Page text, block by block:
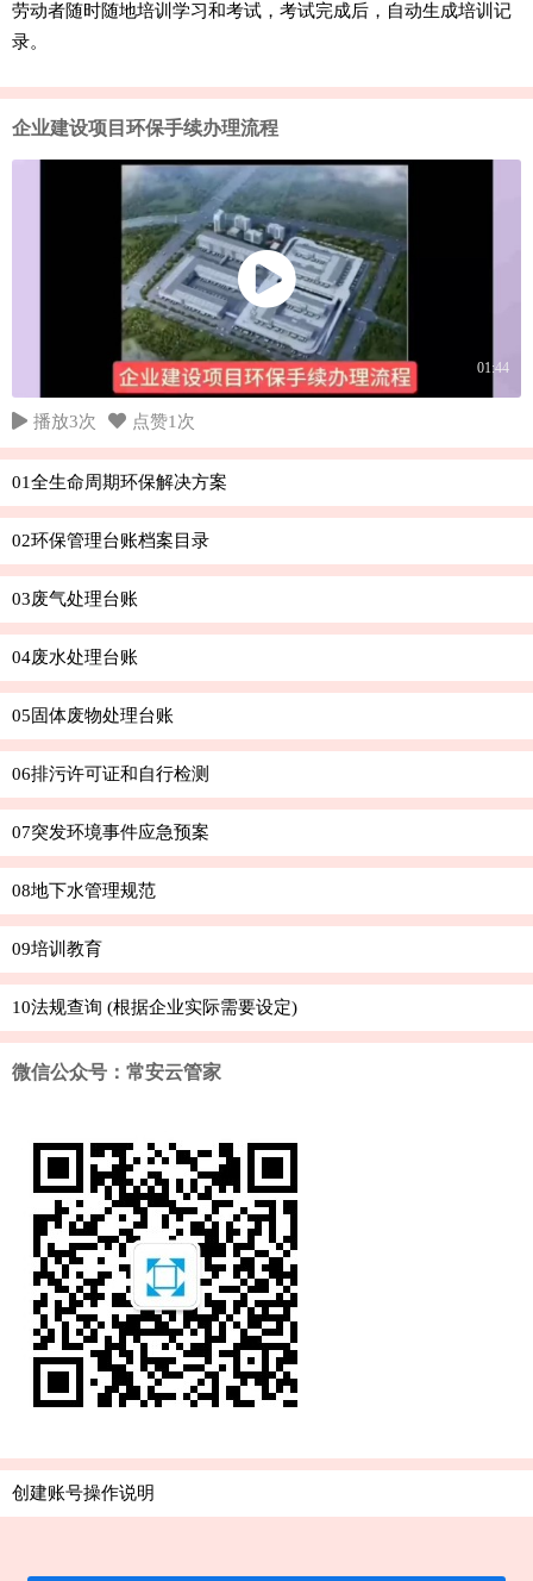
劳动者随时随地培训学习和考试，考试完成后，自动生成培训记
录。
企业建设项目环保手续办理流程
01:44
播放3次 点赞1次
01全生命周期环保解决方案
02环保管理台账档案目录
03废气处理台账
04废水处理台账
05固体废物处理台账
06排污许可证和自行检测
07突发环境事件应急预案
08地下水管理规范
09培训教育
10法规查询 (根据企业实际需要设定)
微信公众号：常安云管家
创建账号操作说明